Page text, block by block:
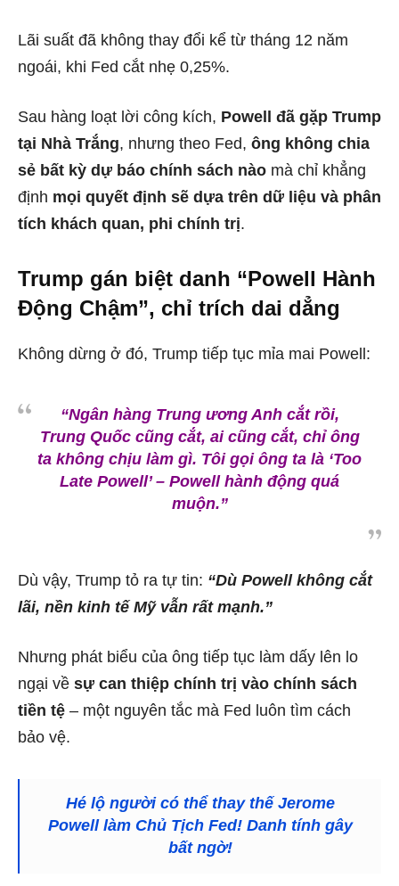
Lãi suất đã không thay đổi kể từ tháng 12 năm
ngoái, khi Fed cắt nhẹ 0,25%.
Sau hàng loạt lời công kích, Powell đã gặp Trump
tại Nhà Trắng, nhưng theo Fed, ông không chia
sẻ bất kỳ dự báo chính sách nào mà chỉ khẳng
định mọi quyết định sẽ dựa trên dữ liệu và phân
tích khách quan, phi chính trị.
Trump gán biệt danh “Powell Hành
Động Chậm”, chỉ trích dai dẳng
Không dừng ở đó, Trump tiếp tục mỉa mai Powell:
“Ngân hàng Trung ương Anh cắt rồi,
Trung Quốc cũng cắt, ai cũng cắt, chỉ ông
ta không chịu làm gì. Tôi gọi ông ta là ‘Too
Late Powell’ – Powell hành động quá
muộn.”
Dù vậy, Trump tỏ ra tự tin: “Dù Powell không cắt
lãi, nền kinh tế Mỹ vẫn rất mạnh.”
Nhưng phát biểu của ông tiếp tục làm dấy lên lo
ngại về sự can thiệp chính trị vào chính sách
tiền tệ – một nguyên tắc mà Fed luôn tìm cách
bảo vệ.
Hé lộ người có thể thay thế Jerome
Powell làm Chủ Tịch Fed! Danh tính gây
bất ngờ!